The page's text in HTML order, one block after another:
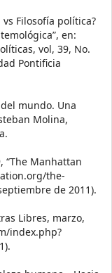
vs Filosofía política?
en:
vol, 39, No.
Pontificia
mundo. Una
Molina,
“The Manhattan
the-
de 2011).
Libres, marzo,
index.php?